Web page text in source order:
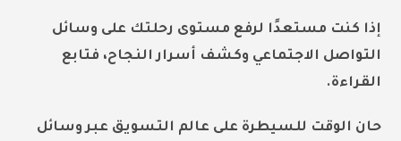
إذا كنت مستعدًا لرفع مستوى رحلتك على وسائل
التواصل الاجتماعي وكشف أسرار النجاح، فتابع
القراءة.
حان الوقت للسيطرة على عالم التسويق عبر وسائل